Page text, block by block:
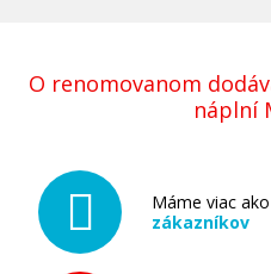
O renomovanom
náplní
Máme viac ako
zákazníkov